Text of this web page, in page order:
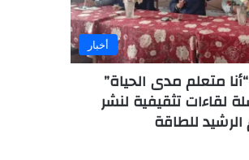
أخبار
متعلم مدى الحياة”
لقاءات تثقيفية لنشر
للطاقة